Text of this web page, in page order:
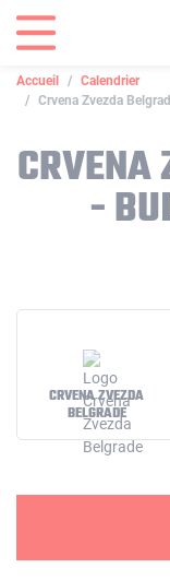
Accueil
Calendrier
Crvena Zvezda
CRVENA
-
CRVENA ZVEZDA
BELGRADE
Panneau de gestion des